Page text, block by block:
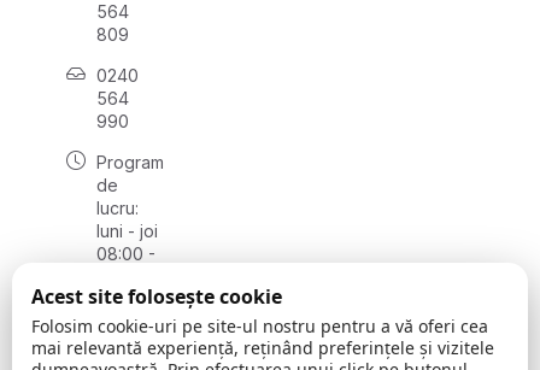
564
809
0240
564
990
Program
de
lucru:
luni - joi
08:00 -
vineri
08:00 -
14:00
Acest site folosește cookie
Folosim cookie-uri pe site-ul nostru pentru a vă oferi cea
mai relevantă experiență, reținând preferințele și vizitele